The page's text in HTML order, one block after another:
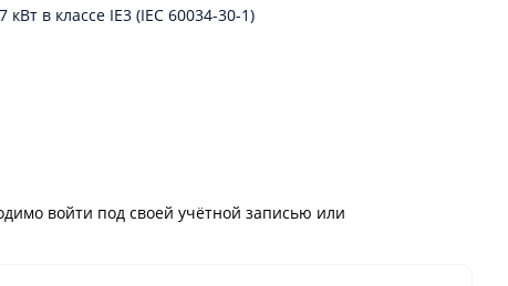
в классе IE3 (IEC 60034-30-1)
войти под своей учётной записью или